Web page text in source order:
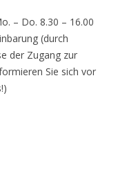
– Do. 8.30 – 16.00
(durch
der Zugang zur
Sie sich vor